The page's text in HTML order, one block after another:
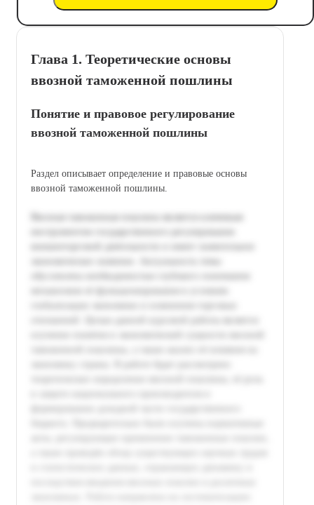
Глава 1. Теоретические основы
ввозной таможенной пошлины
Понятие и правовое регулирование
ввозной таможенной пошлины
Раздел описывает определение и правовые основы
ввозной таможенной пошлины.